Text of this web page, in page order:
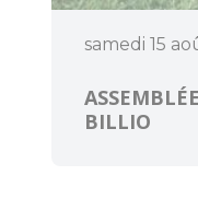
samedi 15
BILLIO